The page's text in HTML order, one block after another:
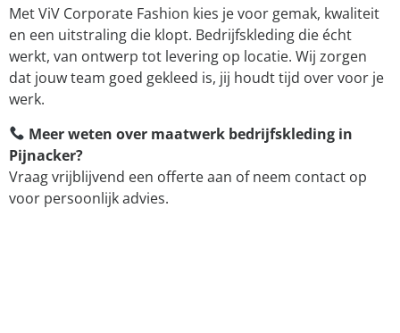
Met ViV Corporate Fashion kies je voor gemak, kwaliteit
en een uitstraling die klopt. Bedrijfskleding die écht
werkt, van ontwerp tot levering op locatie. Wij zorgen
dat jouw team goed gekleed is, jij houdt tijd over voor je
werk.
Meer weten over maatwerk bedrijfskleding in
Pijnacker?
Vraag vrijblijvend een offerte aan of neem contact op
voor persoonlijk advies.